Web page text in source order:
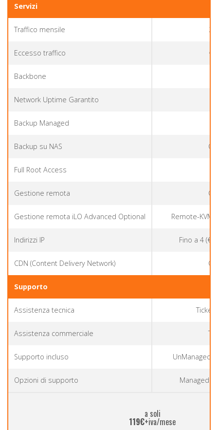
Servizi
Traffico mensile
Eccesso traffico €
Backbone
Network Uptime Garantito
Backup Managed
Backup su NAS
Full Root Access
Gestione remota
Gestione remota iLO Advanced Optional Remote-KVM
Indirizzi IP Fino a 4 (€
CDN (Content Delivery Network)
Supporto
Assistenza tecnica Ticket,
Assistenza commerciale
Supporto incluso UnManaged
Opzioni di supporto Managed -
a soli
119€+iva/mese